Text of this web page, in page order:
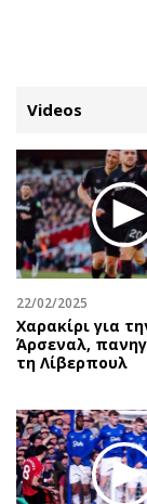
ΚΑΤΗΓΟΡΙΕΣ
Κύπρος
Παιδεία
Υγεία
Πολιτική
Βουλευτικές
Προεδρικές 2023
Δημοσκοπήσεις
Διπλωματία
Videos
22/02/2025
Χαρακίρι για
Άρσεναλ,
τη Λίβερπουλ